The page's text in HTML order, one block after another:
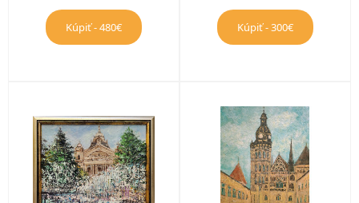
Kúpiť - 480€ Kúpiť - 300€